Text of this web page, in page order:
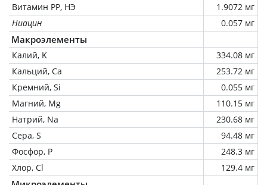
Витамин РР, НЭ
1.9072 мг
Ниацин
0.057 мг
Макроэлементы
Калий, K
334.08 мг
Кальций, Ca
253.72 мг
Кремний, Si
0.055 мг
Магний, Mg
110.15 мг
Натрий, Na
230.68 мг
Сера, S
94.48 мг
Фосфор, P
248.3 мг
Хлор, Cl
129.4 мг